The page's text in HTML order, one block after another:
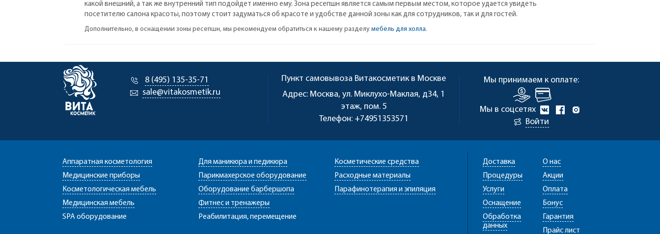
какой внешний, а так же внутренний тип подойдет именно ему. Зона ресепшн является самым первым местом, которое удается увидеть
посетителю салона красоты, поэтому стоит задуматься об красоте и удобстве данной зоны как для сотрудников, так и для гостей.
Дополнительно, в оснащении зоны ресепшн, мы рекомендуем обратиться к нашему разделу мебель для холла.
8 (495) 135-35-71
sale@vitakosmetik.ru
Пункт самовывоза Витакосметик в Москве
Адрес: Москва, ул. Миклухо-Маклая, д34, 1
этаж, пом. 5
Телефон: +74951353571
Мы принимаем к оплате:
Мы в соцсетях
Войти
Аппаратная косметология
Медицинские приборы
Косметологическая мебель
Медицинская мебель
SPA оборудование
Для маникюра и педикюра
Парикмахерское оборудование
Оборудование барбершопа
Фитнес и тренажеры
Реабилитация, перемещение
Косметические средства
Расходные материалы
Парафинотерапия и эпиляция
Доставка
Процедуры
Услуги
Оснащение
Обработка
данных
О нас
Акции
Оплата
Бонус
Гарантия
Прайс лист